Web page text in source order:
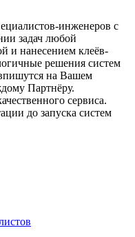
инженеров с
задач любой
и нанесением клеёв-
решения систем
на Вашем
Партнёру.
сервиса.
до запуска систем